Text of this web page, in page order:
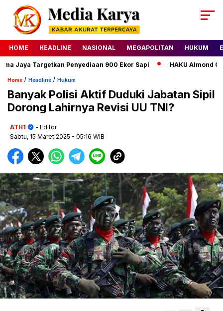
HOME HEADLINE NASIONAL MEGAPOLITAN HUKUM
Targetkan Penyediaan 900 Ekor Sapi HAKU Almond
Home / Headline / Hukum
Banyak Polisi Aktif Duduki Jabatan Sipil
Dorong Lahirnya Revisi UU TNI?
ATH1
- Editor
Sabtu, 15 Maret 2025 - 05:16 WIB